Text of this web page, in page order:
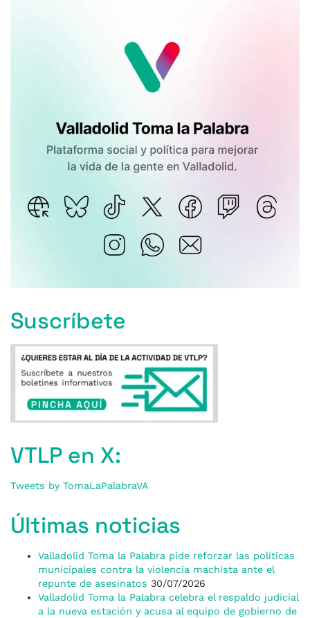
Suscríbete
VTLP en X:
Tweets by TomaLaPalabraVA
Últimas noticias
Valladolid Toma la Palabra pide reforzar las políticas
municipales contra la violencia machista ante el
repunte de asesinatos 30/07/2026
Valladolid Toma la Palabra celebra el respaldo judicial
a la nueva estación y acusa al equipo de gobierno de